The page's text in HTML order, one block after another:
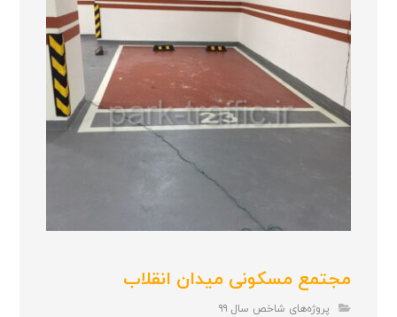
مجتمع مسکونی میدان انقلاب
پروژه‌های شاخص سال ۹۹